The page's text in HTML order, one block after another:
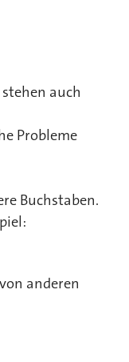
auch
Probleme
Buchstaben.
anderen